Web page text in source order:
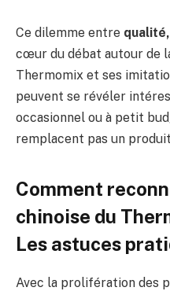
Ce dilemme entre qualité,
cœur du débat autour de
Thermomix et ses
peuvent se révéler
occasionnel ou à petit
remplacent pas un
Comment
chinoise du
Les astuces
Avec la prolifération des